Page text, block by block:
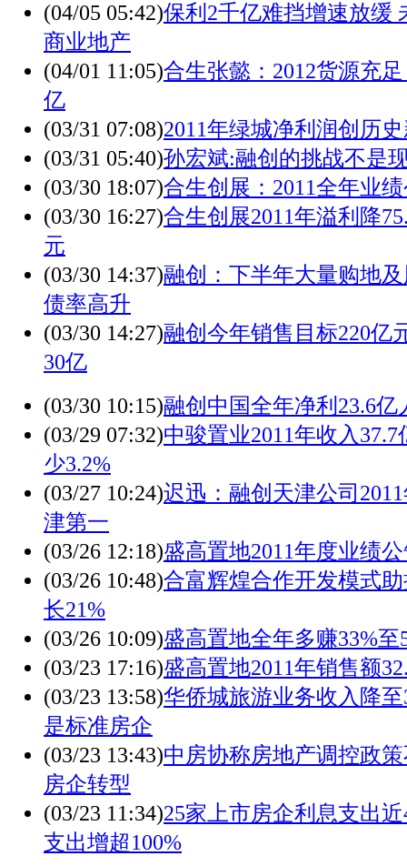
(04/05 05:42)保利2千亿难挡增速放缓
商业地产
(04/01 11:05)合生张懿：2012货源充
亿
(03/31 07:08)2011年绿城净利润创历
(03/31 05:40)孙宏斌:融创的挑战不是
(03/30 18:07)合生创展：2011全年业
(03/30 16:27)合生创展2011年溢利降
元
(03/30 14:37)融创：下半年大量购地
债率高升
(03/30 14:27)融创今年销售目标220亿
30亿
(03/30 10:15)融创中国全年净利23.6亿
(03/29 07:32)中骏置业2011年收入
少3.2%
(03/27 10:24)迟迅：融创天津公司
津第一
(03/26 12:18)盛高置地2011年度业绩
(03/26 10:48)合富辉煌合作开发模式
长21%
(03/26 10:09)盛高置地全年多赚33%至
(03/23 17:16)盛高置地2011年销售额
(03/23 13:58)华侨城旅游业务收入降
是标准房企
(03/23 13:43)中房协称房地产调控政
房企转型
(03/23 11:34)25家上市房企利息支出
支出增超100%